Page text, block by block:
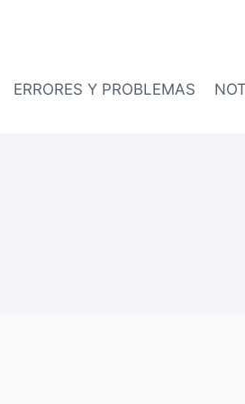
ERRORES Y PROBLEMAS